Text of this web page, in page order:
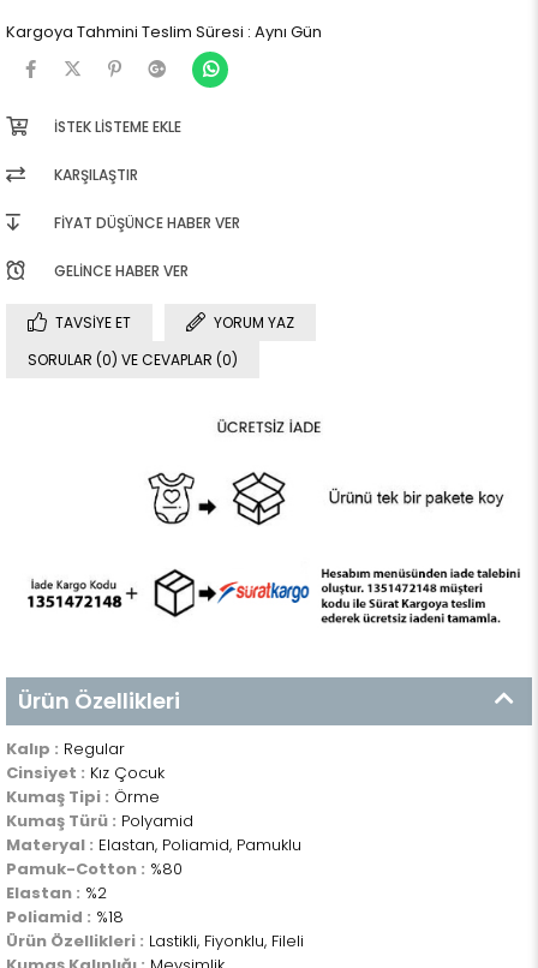
Kargoya Tahmini Teslim Süresi : Aynı Gün
İSTEK LISTEME EKLE
KARŞILAŞTIR
FIYAT DÜŞÜNCE HABER VER
GELINCE HABER VER
TAVSIYE ET
YORUM YAZ
SORULAR (0) VE CEVAPLAR (0)
Ürün Özellikleri
Kalıp : Regular
Cinsiyet : Kız Çocuk
Kumaş Tipi : Örme
Kumaş Türü : Polyamid
Materyal : Elastan, Poliamid, Pamuklu
Pamuk-Cotton : %80
Elastan : %2
Poliamid : %18
Ürün Özellikleri : Lastikli, Fiyonklu, Fileli